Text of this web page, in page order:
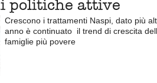
politiche attive
Crescono i trattamenti Naspi, dato più
anno è continuato il trend di crescita
famiglie più povere